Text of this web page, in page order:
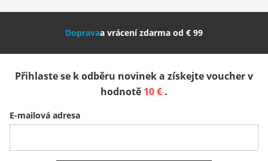
Nederland Italia (Italiano) Italien (Deutsch)
Slovenija
Belgique (Français) Danmark Norge
Všechny země
Dopravaa vrácení zdarma od € 99
Přihlaste se k odběru novinek a získejte voucher v
hodnotě 10 € .
E-mailová adresa